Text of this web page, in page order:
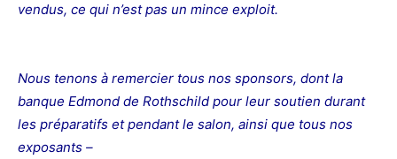
vendus, ce qui n’est pas un mince exploit.
Nous tenons à remercier tous nos sponsors, dont la
banque Edmond de Rothschild pour leur soutien durant
les préparatifs et pendant le salon, ainsi que tous nos
exposants –